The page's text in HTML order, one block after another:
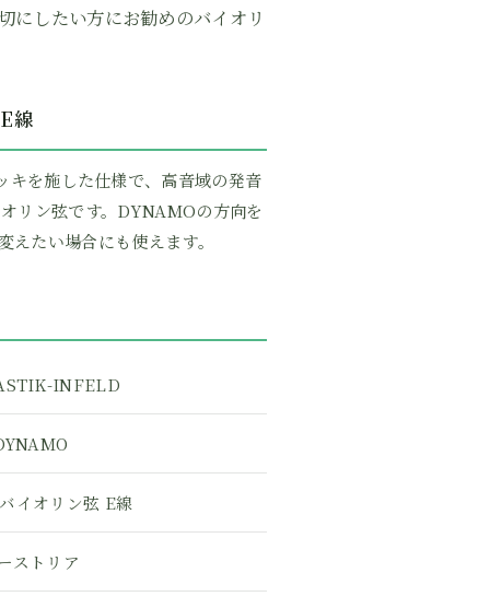
にしたい方にお勧めのバイオリ
線
を施した仕様で、高音域の発音
リン弦です。DYNAMOの方向を
たい場合にも使えます。
INFELD
イオリン弦 E線
ストリア